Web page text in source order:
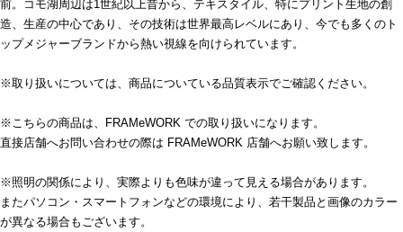
前。コモ湖周辺は1世紀以上昔から、テキスタイル、特にプリント生地の創
造、生産の中心であり、その技術は世界最高レベルにあり、今でも多くのト
ップメジャーブランドから熱い視線を向けられています。
※取り扱いについては、商品についている品質表示でご確認ください。
※こちらの商品は、FRAMeWORK での取り扱いになります。
直接店舗へお問い合わせの際は FRAMeWORK 店舗へお願い致します。
※照明の関係により、実際よりも色味が違って見える場合があります。
またパソコン・スマートフォンなどの環境により、若干製品と画像のカラー
が異なる場合もございます。